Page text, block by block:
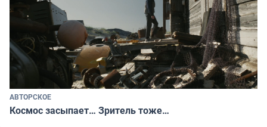
АВТОРСКОЕ
Космос засыпает… Зритель тоже…